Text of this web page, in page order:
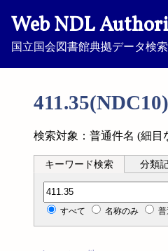
Web NDL
国立国会図書館典拠データ検
検索対象：普通件名 (細目
キーワード検索 分類
分類記号検索
すべて 名称のみ